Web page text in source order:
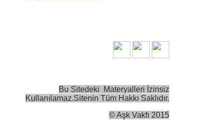
Bu Sitedeki Materyalleri İzinsiz
Kullanılamaz.Sitenin Tüm Hakkı Saklıdır.
©Aşk Vakfı 2015